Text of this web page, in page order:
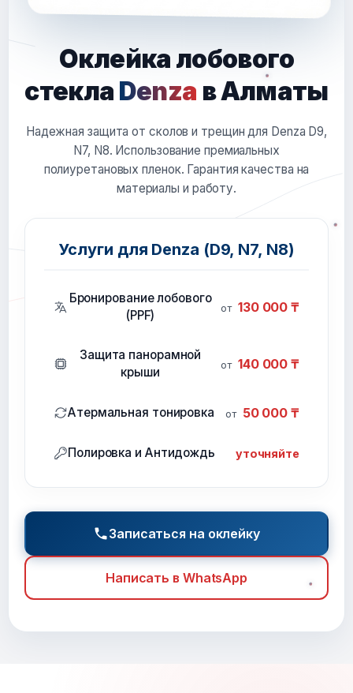
Оклейка лобового
стекла Denza в Алматы
Надежная защита от сколов и трещин для Denza D9,
N7, N8. Использование премиальных
полиуретановых пленок. Гарантия качества на
материалы и работу.
Услуги для Denza (D9, N7, N8)
Бронирование лобового
(PPF)
от 130 000 ₸
Защита панорамной
крыши
от 140 000 ₸
Атермальная тонировка от 50 000 ₸
Полировка и Антидождь уточняйте
Записаться на оклейку
Написать в WhatsApp